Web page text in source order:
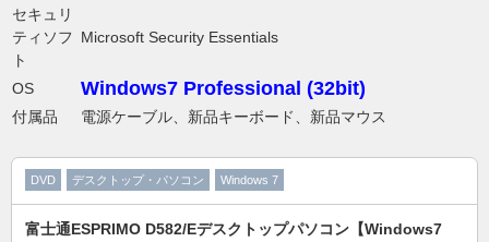
セキュリ
ティソフ
ト
Microsoft Security Essentials
OS Windows7 Professional (32bit)
付属品 電源ケーブル、新品キーボード、新品マウス
DVD デスクトップ・パソコン Windows 7
富士通ESPRIMO D582/Eデスクトップパソコン【Windows7